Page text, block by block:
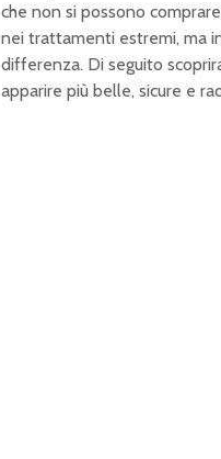
che non si possono
nei trattamenti estremi, ma
differenza. Di seguito
apparire più belle, sicure e